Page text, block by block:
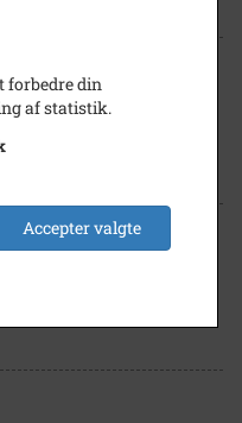
Metal i Høng
forbedre din
af statistik.
Accepter valgte